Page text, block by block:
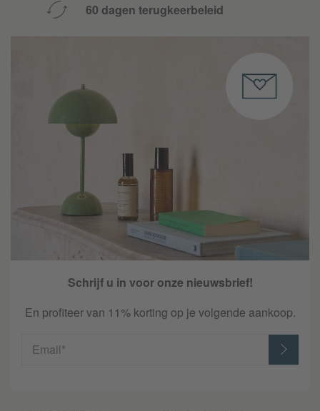
60 dagen terugkeerbeleid
Schrijf u in voor onze nieuwsbrief!
En profiteer van 11% korting op je volgende aankoop.
Email*